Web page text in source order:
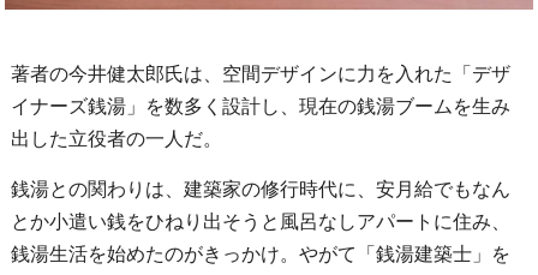
著者の今井健太郎氏は、空間デザインに力を入れた「デザ
イナーズ銭湯」を数多く設計し、現在の銭湯ブームを生み
出した立役者の一人だ。
銭湯との関わりは、建築家の修行時代に、安月給でもなん
とか小遣い銭をひねり出そうと風呂なしアパートに住み、
銭湯生活を始めたのがきっかけ。やがて「銭湯建築士」を